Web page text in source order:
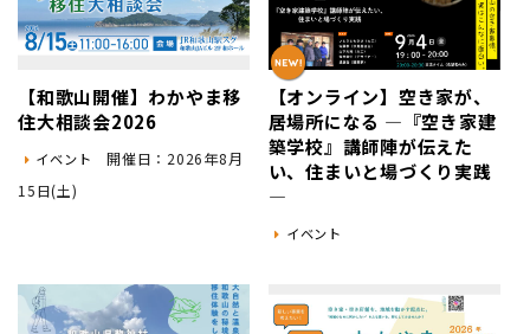
住まい
市町村を探す
移住者インタビュー
地域おこし協力隊
【和歌山開催】わかやま移
住大相談会2026
イベント
開催日：2026年8月
15日(土)
【オンライン】空き家が、
居場所になる ―『空き家建
築学校』講師陣が伝えた
い、住まいと場づくり実践
―
イベント